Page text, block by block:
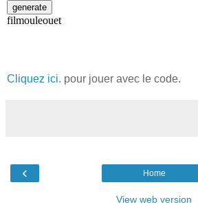
Cliquez ici. pour jouer avec le code.
‹ Home
View web version